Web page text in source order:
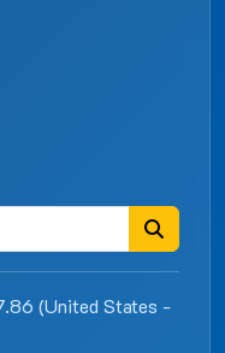
(United States -